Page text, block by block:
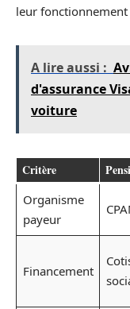
leur
A lire aussi :
d'assurance
voiture
Critère
Organisme
payeur
Financement